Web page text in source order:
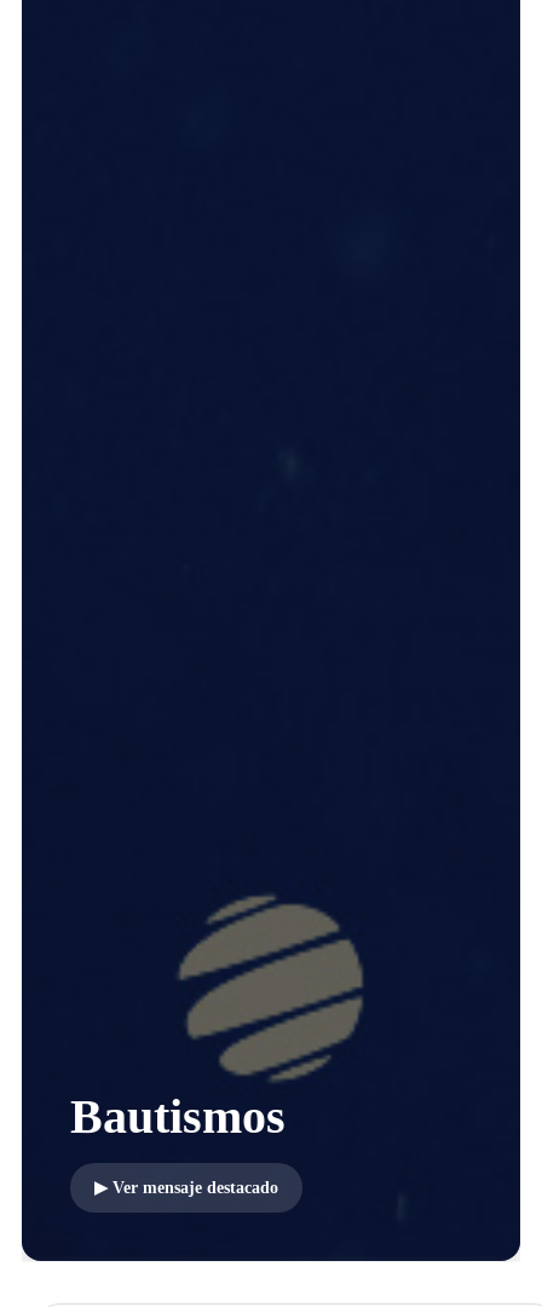
Bautismos
▶ Ver mensaje destacado